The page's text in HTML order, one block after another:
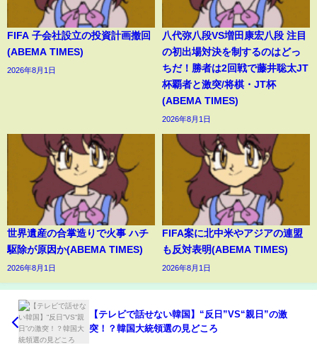
FIFA 子会社設立の投資計画撤回
(ABEMA TIMES)
2026年8月1日
八代弥八段VS増田康宏八段 注目
の初出場対決を制するのはどっ
ちだ！勝者は2回戦で藤井聡太JT
杯覇者と激突/将棋・JT杯
(ABEMA TIMES)
2026年8月1日
世界遺産の合掌造りで火事 ハチ
駆除が原因か(ABEMA TIMES)
2026年8月1日
FIFA案に北中米やアジアの連盟
も反対表明(ABEMA TIMES)
2026年8月1日
【テレビで話せない韓国】“反日”VS“親日”の激
突！？韓国大統領選の見どころ